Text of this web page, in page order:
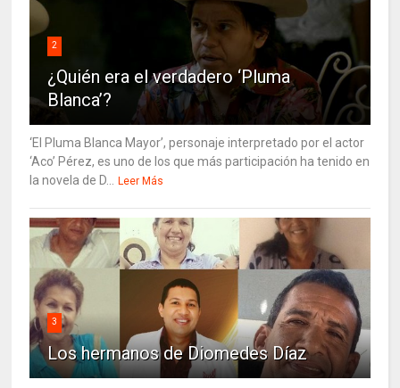
2
¿Quién era el verdadero ‘Pluma
Blanca’?
‘El Pluma Blanca Mayor’, personaje interpretado por el actor
‘Aco’ Pérez, es uno de los que más participación ha tenido en
la novela de D...
Leer Más
3
Los hermanos de Diomedes Díaz